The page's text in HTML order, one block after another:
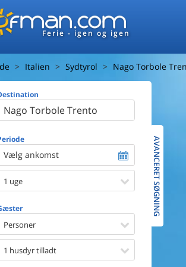
Ferie - igen og igen
Italien Sydtyrol Nago Torbole
Vælg ankomst
1 uge
Personer
1 husdyr tilladt
Afstand til
Udsigt til
Faciliteter
Spa
AVANCERET SØGNING